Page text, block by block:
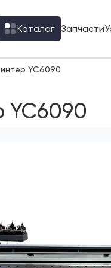
Каталог Запчасти
YC6090
YC6090